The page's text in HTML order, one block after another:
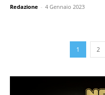
Redazione - 4 Gennaio 2023
1 2